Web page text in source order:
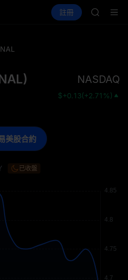
SPCX 理財 活
註冊
AAOI
SKYAI
) NASDAQ
$+0.13(+2.71%)
已收盤
美股合約